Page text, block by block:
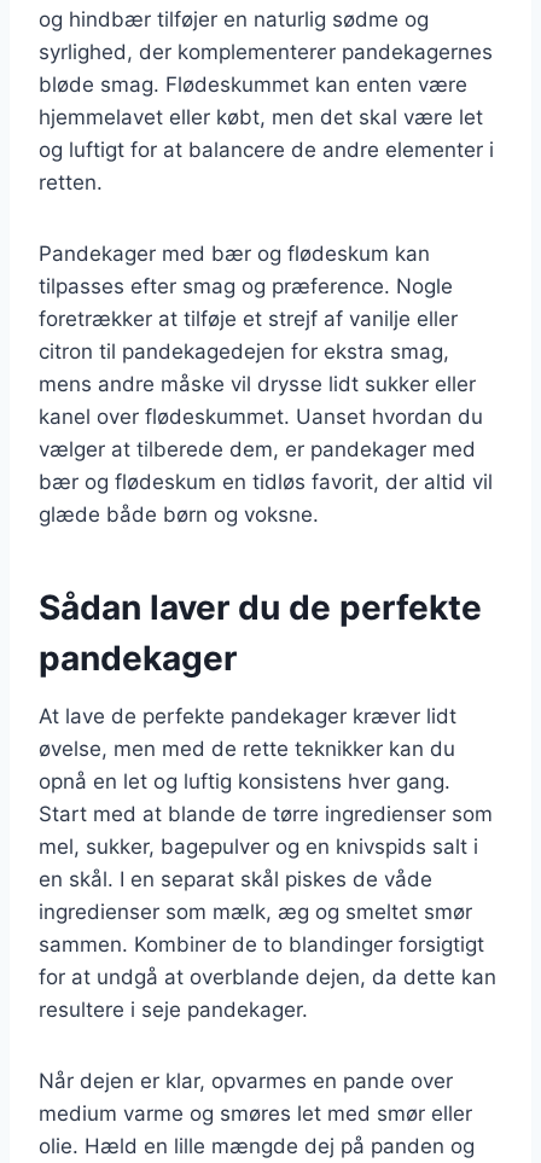
og hindbær tilføjer en naturlig sødme og
syrlighed, der komplementerer pandekagernes
bløde smag. Flødeskummet kan enten være
hjemmelavet eller købt, men det skal være let
og luftigt for at balancere de andre elementer i
retten.
Pandekager med bær og flødeskum kan
tilpasses efter smag og præference. Nogle
foretrækker at tilføje et strejf af vanilje eller
citron til pandekagedejen for ekstra smag,
mens andre måske vil drysse lidt sukker eller
kanel over flødeskummet. Uanset hvordan du
vælger at tilberede dem, er pandekager med
bær og flødeskum en tidløs favorit, der altid vil
glæde både børn og voksne.
Sådan laver du de perfekte
pandekager
At lave de perfekte pandekager kræver lidt
øvelse, men med de rette teknikker kan du
opnå en let og luftig konsistens hver gang.
Start med at blande de tørre ingredienser som
mel, sukker, bagepulver og en knivspids salt i
en skål. I en separat skål piskes de våde
ingredienser som mælk, æg og smeltet smør
sammen. Kombiner de to blandinger forsigtigt
for at undgå at overblande dejen, da dette kan
resultere i seje pandekager.
Når dejen er klar, opvarmes en pande over
medium varme og smøres let med smør eller
olie. Hæld en lille mængde dej på panden og